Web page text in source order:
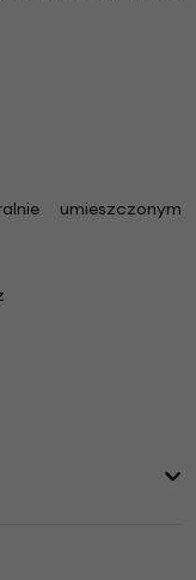
umieszczonym